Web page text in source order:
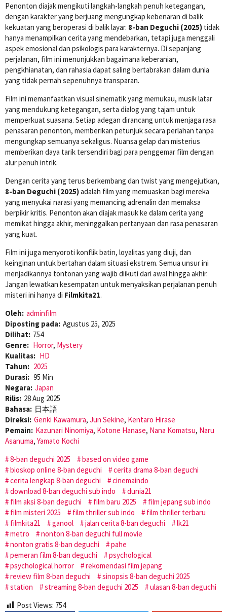
Penonton diajak mengikuti langkah-langkah penuh ketegangan,
dengan karakter yang berjuang mengungkap kebenaran di balik
kekuatan yang beroperasi di balik layar. 8-ban Deguchi (2025) tidak
hanya menampilkan cerita yang mendebarkan, tetapi juga menggali
aspek emosional dan psikologis para karakternya. Di sepanjang
perjalanan, film ini menunjukkan bagaimana keberanian,
pengkhianatan, dan rahasia dapat saling bertabrakan dalam dunia
yang tidak pernah sepenuhnya transparan.
Film ini memanfaatkan visual sinematik yang memukau, musik latar
yang mendukung ketegangan, serta dialog yang tajam untuk
memperkuat suasana. Setiap adegan dirancang untuk menjaga rasa
penasaran penonton, memberikan petunjuk secara perlahan tanpa
mengungkap semuanya sekaligus. Nuansa gelap dan misterius
memberikan daya tarik tersendiri bagi para penggemar film dengan
alur penuh intrik.
Dengan cerita yang terus berkembang dan twist yang mengejutkan,
8-ban Deguchi (2025)adalah film yang memuaskan bagi mereka
yang menyukai narasi yang memancing adrenalin dan memaksa
berpikir kritis. Penonton akan diajak masuk ke dalam cerita yang
memikat hingga akhir, meninggalkan pertanyaan dan rasa penasaran
yang kuat.
Film ini juga menyoroti konflik batin, loyalitas yang diuji, dan
keinginan untuk bertahan dalam situasi ekstrem. Semua unsur ini
menjadikannya tontonan yang wajib diikuti dari awal hingga akhir.
Jangan lewatkan kesempatan untuk menyaksikan perjalanan penuh
misteri ini hanya di Filmkita21.
Oleh: adminfilm
Diposting pada: Agustus 25, 2025
Dilihat: 754
Genre: Horror, Mystery
Kualitas: HD
Tahun: 2025
Durasi: 95 Min
Negara: Japan
Rilis: 28 Aug 2025
Bahasa: 日本語
Direksi: Genki Kawamura, Jun Sekine, Kentaro Hirase
Pemain: Kazunari Ninomiya, Kotone Hanase, Nana Komatsu, Naru
Asanuma, Yamato Kochi
8-ban deguchi 2025
based on video game
bioskop online 8-ban deguchi
cerita drama 8-ban deguchi
cerita lengkap 8-ban deguchi
cinemaindo
download 8-ban deguchi sub indo
dunia21
film aksi 8-ban deguchi
film baru 2025
film jepang sub indo
film misteri 2025
film thriller sub indo
film thriller terbaru
filmkita21
ganool jalan cerita 8-ban deguchi
lk21
metro
nonton 8-ban deguchi full movie
nonton gratis 8-ban deguchi
pahe
pemeran film 8-ban deguchi
psychological
psychological horror
rekomendasi film jepang
review film 8-ban deguchi
sinopsis 8-ban deguchi 2025
station
streaming 8-ban deguchi 2025
ulasan 8-ban deguchi
Post Views: 754